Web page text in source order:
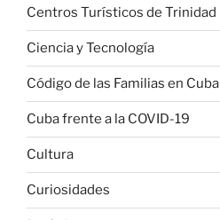
Centros Turísticos de Trinidad
Ciencia y Tecnología
Código de las Familias en Cuba
Cuba frente a la COVID-19
Cultura
Curiosidades